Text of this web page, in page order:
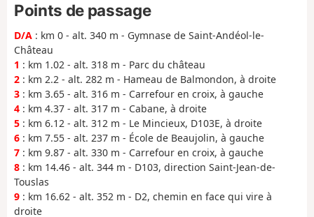
Points de passage
D/A : km 0 - alt. 340 m - Gymnase de Saint-Andéol-le-
Château
1 : km 1.02 - alt. 318 m - Parc du château
2 : km 2.2 - alt. 282 m - Hameau de Balmondon, à droite
3 : km 3.65 - alt. 316 m - Carrefour en croix, à gauche
4 : km 4.37 - alt. 317 m - Cabane, à droite
5 : km 6.12 - alt. 312 m - Le Mincieux, D103E, à droite
6 : km 7.55 - alt. 237 m - École de Beaujolin, à gauche
7 : km 9.87 - alt. 330 m - Carrefour en croix, à gauche
8 : km 14.46 - alt. 344 m - D103, direction Saint-Jean-de-
Touslas
9 : km 16.62 - alt. 352 m - D2, chemin en face qui vire à
droite